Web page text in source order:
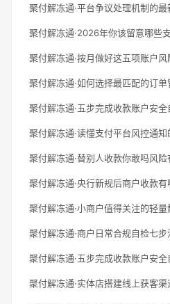
聚付解冻通·平台争议处理机制的
聚付解冻通·2026年你该留意哪些
聚付解冻通·按月做好这五项账户风
聚付解冻通·如何选择最匹配的订
聚付解冻通·五步完成收款账户安全
聚付解冻通·读懂支付平台风控通
聚付解冻通·替别人收款你敢吗风险
聚付解冻通·央行新规后商户收款
聚付解冻通·小商户值得关注的轻
聚付解冻通·商户日常合规自检七步
聚付解冻通·五步完成收款账户安全
聚付解冻通·实体店搭建线上获客